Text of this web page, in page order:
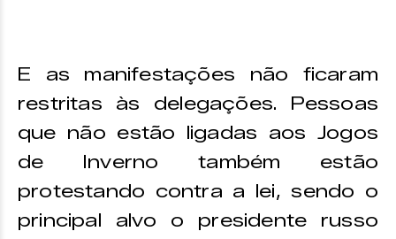
E as manifestações não ficaram
restritas às delegações. Pessoas
que não estão ligadas aos Jogos
de Inverno também estão
protestando contra a lei, sendo o
principal alvo o presidente russo